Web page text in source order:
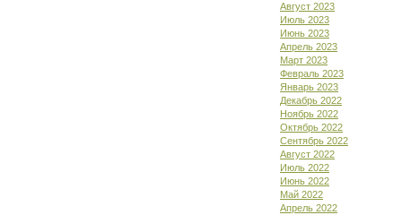
Август 2023
Июль 2023
Июнь 2023
Апрель 2023
Март 2023
Февраль 2023
Январь 2023
Декабрь 2022
Ноябрь 2022
Октябрь 2022
Сентябрь 2022
Август 2022
Июль 2022
Июнь 2022
Май 2022
Апрель 2022